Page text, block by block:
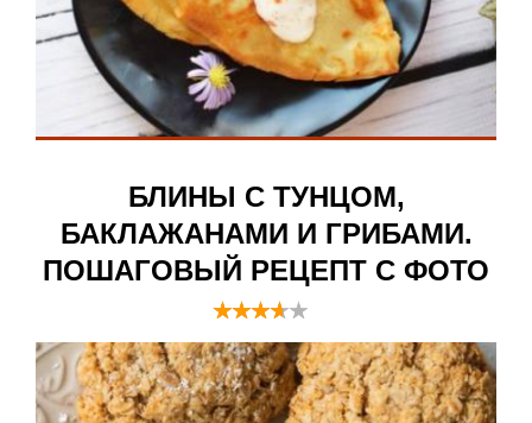
БЛИНЫ С ТУНЦОМ,
БАКЛАЖАНАМИ И ГРИБАМИ.
ПОШАГОВЫЙ РЕЦЕПТ С ФОТО